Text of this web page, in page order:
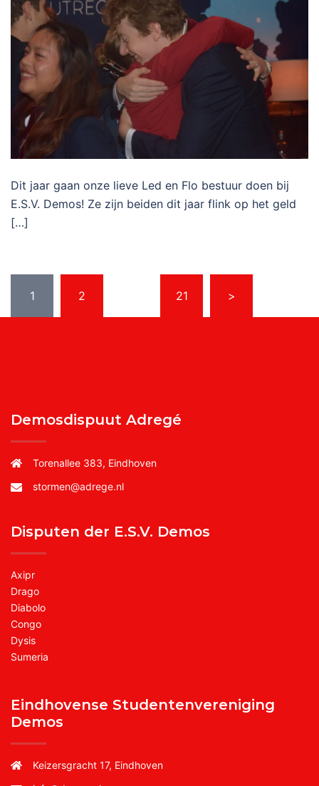
Dit jaar gaan onze lieve Led en Flo bestuur doen bij
E.S.V. Demos! Ze zijn beiden dit jaar flink op het geld
[…]
Berichten
1 2 21 >
Demosdispuut Adregé
Torenallee 383, Eindhoven
stormen@adrege.nl
Disputen der E.S.V. Demos
Axipr
Drago
Diabolo
Congo
Dysis
Sumeria
Eindhovense Studentenvereniging
Demos
Keizersgracht 17, Eindhoven